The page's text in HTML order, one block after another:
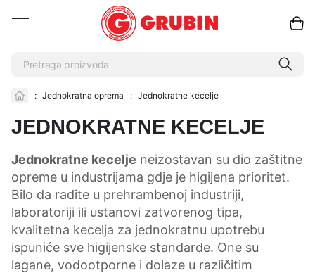
: Jednokratna oprema : Jednokratne kecelje
JEDNOKRATNE KECELJE
Jednokratne kecelje neizostavan su dio zaštitne
opreme u industrijama gdje je higijena prioritet.
Bilo da radite u prehrambenoj industriji,
laboratoriji ili ustanovi zatvorenog tipa,
kvalitetna kecelja za jednokratnu upotrebu
ispuniće sve higijenske standarde. One su
lagane, vodootporne i dolaze u različitim